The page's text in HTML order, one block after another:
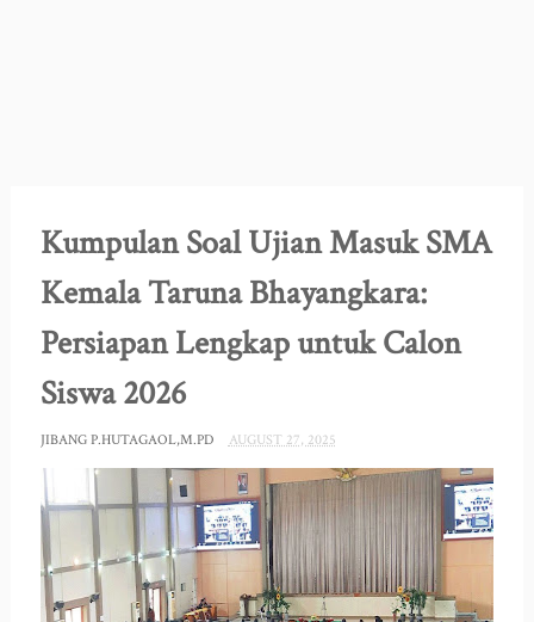
Kumpulan Soal Ujian Masuk SMA
Kemala Taruna Bhayangkara:
Persiapan Lengkap untuk Calon
Siswa 2026
JIBANG P.HUTAGAOL,M.PD AUGUST 27, 2025